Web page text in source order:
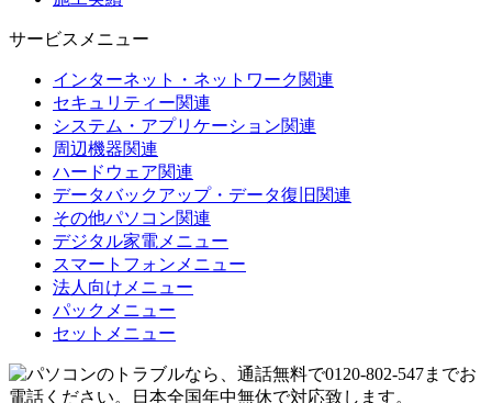
サービスメニュー
インターネット・ネットワーク関連
セキュリティー関連
システム・アプリケーション関連
周辺機器関連
ハードウェア関連
データバックアップ・データ復旧関連
その他パソコン関連
デジタル家電メニュー
スマートフォンメニュー
法人向けメニュー
パックメニュー
セットメニュー